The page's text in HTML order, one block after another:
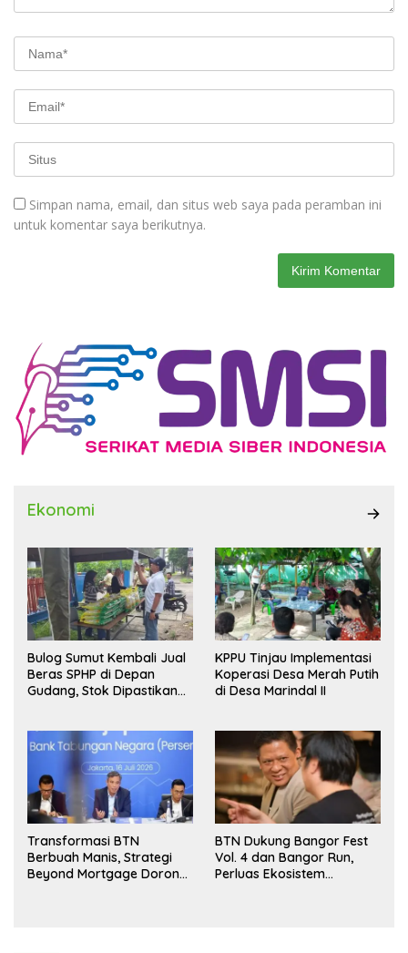
Simpan nama, email, dan situs web saya pada peramban ini
untuk komentar saya berikutnya.
Ekonomi
Bulog Sumut Kembali Jual
Beras SPHP di Depan
Gudang, Stok Dipastikan
KPPU Tinjau Implementasi
Koperasi Desa Merah Putih
di Desa Marindal II
Transformasi BTN
Berbuah Manis, Strategi
Beyond Mortgage Dorong
BTN Dukung Bangor Fest
Vol. 4 dan Bangor Run,
Perluas Ekosistem